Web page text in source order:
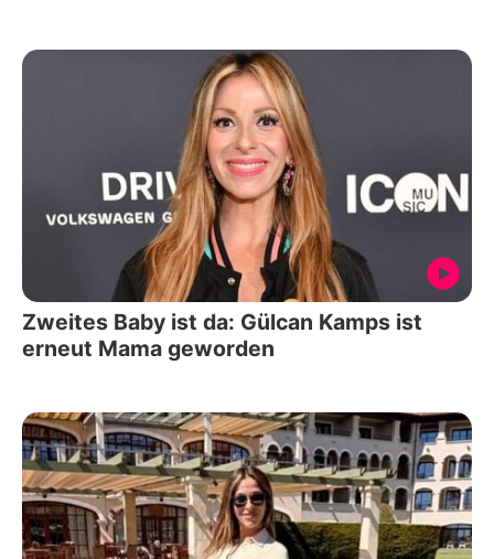
Zweites Baby ist da: Gülcan Kamps ist
erneut Mama geworden